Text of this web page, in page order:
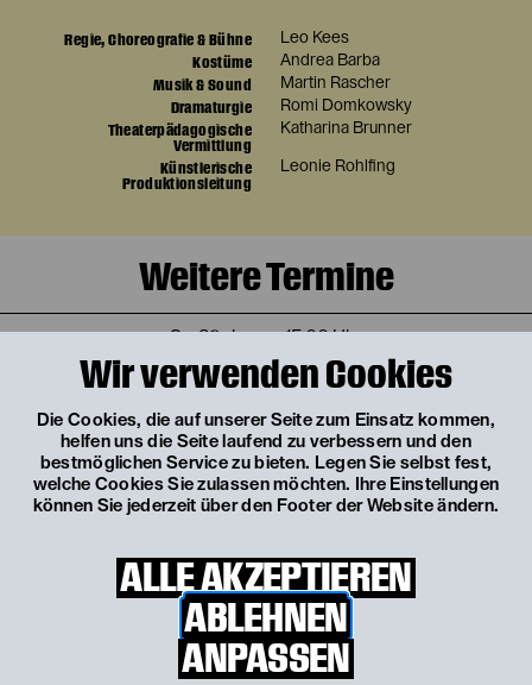
Wir verwenden Cookies
Die Cookies, die auf unserer Seite zum Einsatz kommen,
helfen uns die Seite laufend zu verbessern und den
bestmöglichen Service zu bieten. Legen Sie selbst fest,
welche Cookies Sie zulassen möchten. Ihre Einstellungen
können Sie jederzeit über den Footer der Website ändern.
ALLE AKZEPTIEREN
ABLEHNEN
ANPASSEN
Regie, Choreografie & Bühne Leo Kees
Kostüme Andrea Barba
Musik & Sound Martin Rascher
Dramaturgie Romi Domkowsky
Theaterpädagogische
Vermittlung
Katharina Brunner
Künstlerische
Produktionsleitung
Leonie Rohlfing
Weitere Termine
Sa, 23. Januar15:00 Uhr
OH YEAH, BABY!
TICKETS
€12
Wichtige Informationen
OH YEAH, BABY!
TICKETS
€12
Wichtige Informationen